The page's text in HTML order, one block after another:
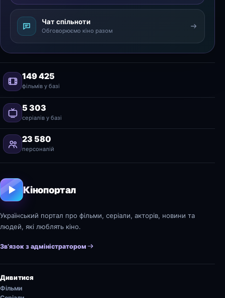
Чат спільноти
Обговорюємо кіно разом
149 425
фільмів у базі
5 303
серіалів у базі
23 580
персоналій
Кінопортал
Український портал про фільми, серіали, акторів, новини та
людей, які люблять кіно.
Зв’язок з адміністратором
Дивитися
Фільми